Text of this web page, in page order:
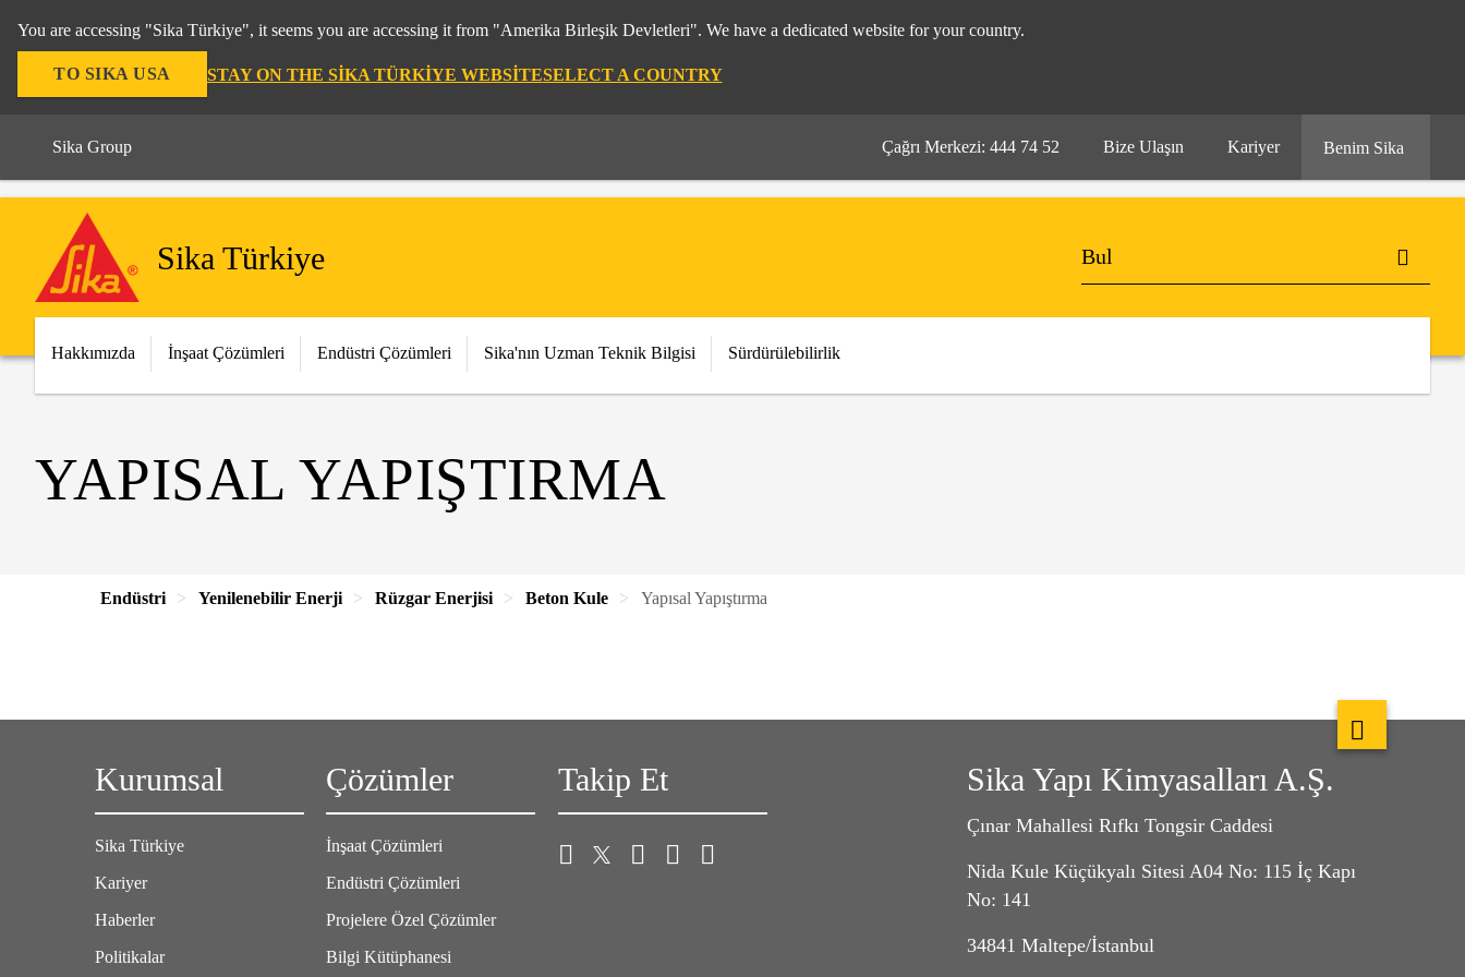
You are accessing "Sika Türkiye", it seems you are accessing it from "Amerika Birleşik Devletleri". We have a dedicated website for your country.
TO SIKA USA STAY ON THE SIKA TÜRKIYE WEBSITESELECT A COUNTRY
Sika Group Çağrı Merkezi: 444 74 52 Bize Ulaşın Kariyer Benim Sika
Sika Türkiye
Hakkımızda İnşaat Çözümleri Endüstri Çözümleri Sika'nın Uzman Teknik Bilgisi Sürdürülebilirlik
YAPISAL YAPIŞTIRMA
Endüstri Yenilenebilir Enerji Rüzgar Enerjisi Beton Kule Yapısal Yapıştırma
Kurumsal
Sika Türkiye
Kariyer
Haberler
Politikalar
Çözümler
İnşaat Çözümleri
Endüstri Çözümleri
Projelere Özel Çözümler
Bilgi Kütüphanesi
Takip Et Sika Yapı Kimyasalları A.Ş.
Çınar Mahallesi Rıfkı Tongsir Caddesi
Nida Kule Küçükyalı Sitesi A04 No: 115 İç Kapı
No: 141
34841 Maltepe/İstanbul